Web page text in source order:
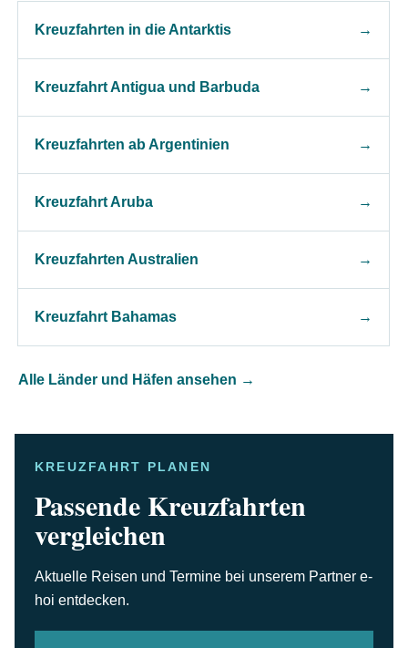
Kreuzfahrten in die Antarktis →
Kreuzfahrt Antigua und Barbuda →
Kreuzfahrten ab Argentinien →
Kreuzfahrt Aruba →
Kreuzfahrten Australien →
Kreuzfahrt Bahamas →
Alle Länder und Häfen ansehen →
KREUZFAHRT PLANEN
Passende Kreuzfahrten
vergleichen
Aktuelle Reisen und Termine bei unserem Partner e-
hoi entdecken.